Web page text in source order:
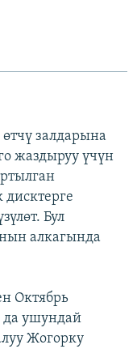
залдарына
жаздыруу үчүн
Бул
алкагында
Октябрь
да ушундай
Жогорку